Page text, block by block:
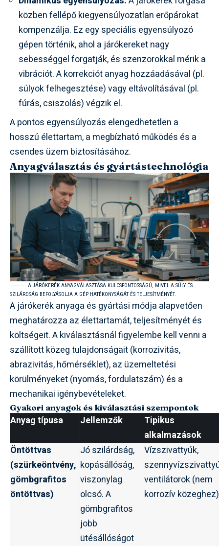
közben fellépő kiegyensúlyozatlan erőpárokat
kompenzálja. Ez egy speciális egyensúlyozó
gépen történik, ahol a járókereket nagy
sebességgel forgatják, és szenzorokkal mérik a
vibrációt. A korrekciót anyag hozzáadásával (pl.
súlyok felhegesztése) vagy eltávolításával (pl.
fúrás, csiszolás) végzik el.
A pontos egyensúlyozás elengedhetetlen a
hosszú élettartam, a megbízható működés és a
csendes üzem biztosításához.
Anyagválasztás és gyártástechnológia
A JÁRÓKERÉK ANYAGVÁLASZTÁSA KULCSFONTOSSÁGÚ, MIVEL A SÚLY ÉS
SZILÁRDSÁG BEFOLYÁSOLJA A GÉP HATÉKONYSÁGÁT ÉS TELJESÍTMÉNYÉT.
A járókerék anyaga és gyártási módja alapvetően
meghatározza az élettartamát, teljesítményét és
költségeit. A kiválasztásnál figyelembe kell venni a
szállított közeg tulajdonságait (korrozivitás,
abrazivitás, hőmérséklet), az üzemeltetési
körülményeket (nyomás, fordulatszám) és a
mechanikai igénybevételeket.
Gyakori anyagok és kiválasztási szempontok
Anyag típusa Jellemzők
Tipikus
alkalmazások
Öntöttvas
(szürkeöntvény,
gömbgrafitos
öntöttvas)
Jó szilárdság,
kopásállóság,
viszonylag
olcsó. A
gömbgrafitos
jobb
ütésállóságot
Vízszivattyúk,
ventilátorok (nem
korrozív